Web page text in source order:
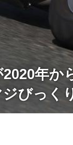
年か
びっく